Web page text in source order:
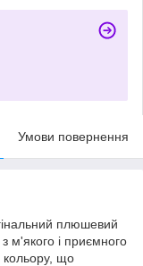
Умови повернення
плюшевий
м'якого і приємного
кольору, що